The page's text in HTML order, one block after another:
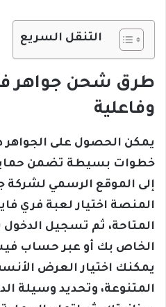
التنقل السريع
طرق شحن جواهر
وفاعلية
يمكن الحصول على الجواهر
خطوات بسيطة تضمن حماية
إلى الموقع الرسمي لشركة
المنصة اختيار لعبة فري
المتاحة، ثم تسجيل
الخاص بك أو عبر حساب
يمكنك اختيار العرض
المتنوعة، وتحديد وسيلة